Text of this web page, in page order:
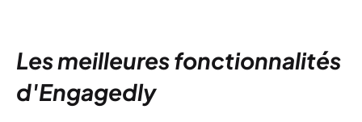
Les meilleures fonctionnalités
d'Engagedly